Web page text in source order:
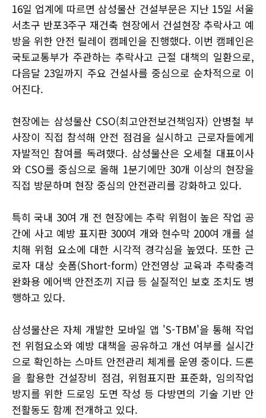
16일 업계에 따르면 삼성물산 건설부문은 지난 15일 서울
서초구 반포3주구 재건축 현장에서 건설현장 추락사고 예
방을 위한 안전 릴레이 캠페인을 진행했다. 이번 캠페인은
국토교통부가 주관하는 추락사고 근절 대책의 일환으로,
다음달 23일까지 주요 건설사를 중심으로 순차적으로 이
어진다.
현장에는 삼성물산 CSO(최고안전보건책임자) 안병철 부
사장이 직접 참석해 안전 점검을 실시하고 근로자들에게
자발적인 참여를 독려했다. 삼성물산은 오세철 대표이사
와 CSO를 중심으로 올해 1분기에만 30개 이상의 현장을
직접 방문하며 현장 중심의 안전관리를 강화하고 있다.
특히 국내 30여 개 전 현장에는 추락 위험이 높은 작업 공
간에 사고 예방 표지판 300여 개와 현수막 200여 개를 설
치해 위험 요소에 대한 시각적 경각심을 높였다. 또한 근
로자 대상 숏폼(Short-form) 안전영상 교육과 추락충격
완화용 에어백 안전조끼 지급 등 실질적인 보호 조치도 병
행하고 있다.
삼성물산은 자체 개발한 모바일 앱 'S-TBM'을 통해 작업
전 위험요소와 예방 대책을 공유하고 개선 여부를 실시간
으로 확인하는 스마트 안전관리 체계를 운영 중이다. 드론
을 활용한 건설장비 점검, 위험표지판 표준화, 임의작업
방지를 위한 드로잉 도면 작성 등 다방면의 기술 기반 안
전활동도 함께 전개하고 있다.